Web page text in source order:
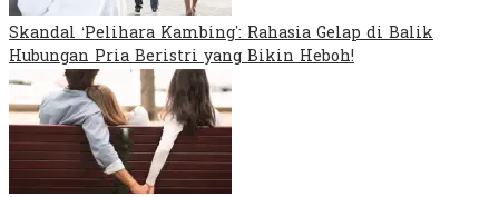
Skandal ‘Pelihara Kambing’: Rahasia Gelap di Balik
Hubungan Pria Beristri yang Bikin Heboh!